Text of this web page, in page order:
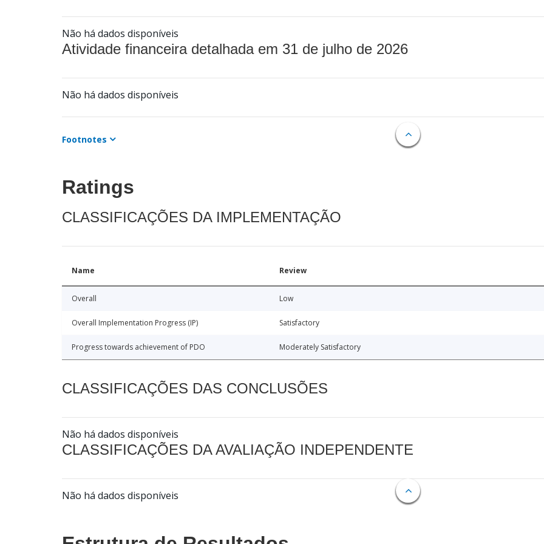
Não há dados disponíveis
Atividade financeira detalhada em 31 de julho de 2026
Não há dados disponíveis
Footnotes
Ratings
CLASSIFICAÇÕES DA IMPLEMENTAÇÃO
Name Review
Overall Low
Overall Implementation Progress (IP) Satisfactory
Progress towards achievement of PDO Moderately Satisfactory
CLASSIFICAÇÕES DAS CONCLUSÕES
Não há dados disponíveis
CLASSIFICAÇÕES DA AVALIAÇÃO INDEPENDENTE
Não há dados disponíveis